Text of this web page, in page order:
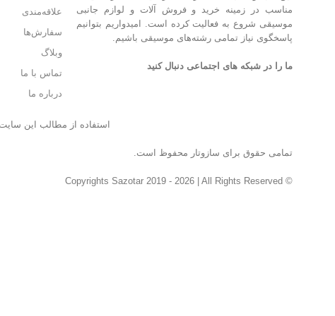
مناسب در زمینه خرید و فروش آلات و لوازم جانبی
موسیقی شروع به فعالیت کرده است. امیدواریم بتوانیم
پاسخگوی نیاز تمامی رشته‌های موسیقی باشیم.
ما را در شبکه های اجتماعی دنبال کنید
علاقه‌مندی
سفارش‌ها
وبلاگ
تماس با ما
درباره ما
استفاده از مطالب این
تمامی حقوق برای سازوتار محفوظ است.
© Copyrights Sazotar 2019 - 2026 | All Rights Reserved